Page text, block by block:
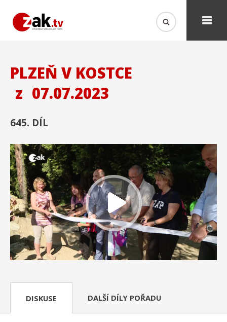
PLZEŇ V KOSTCE
z 07.07.2023
645. DÍL
DISKUSE DALŠÍ DÍLY POŘADU